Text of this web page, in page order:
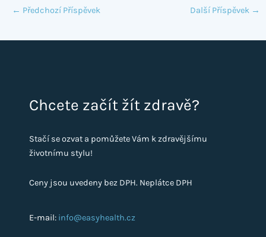
← Předchozí Příspěvek Další Příspěvek →
Chcete začít žít zdravě?
Stačí se ozvat a pomůžete Vám k zdravějšímu
životnímu stylu!
Ceny jsou uvedeny bez DPH. Neplátce DPH
E-mail: info@easyhealth.cz